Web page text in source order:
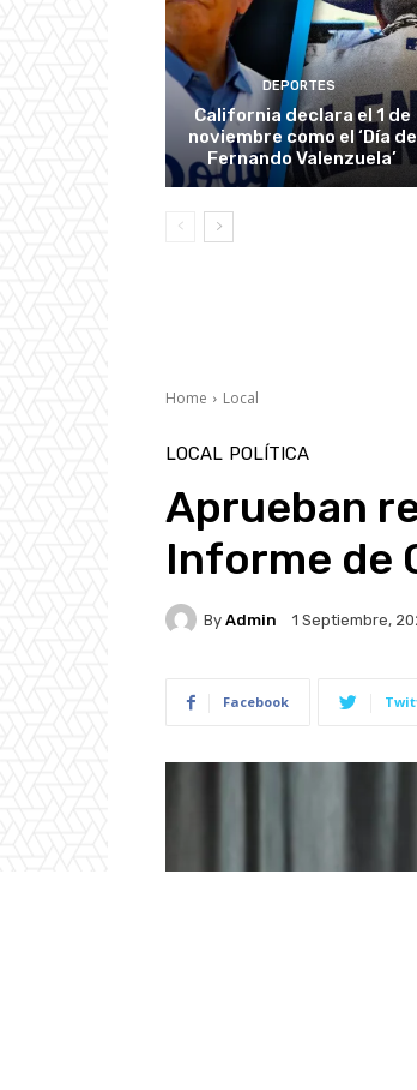
DEPORTES
California declara el 1 de
noviembre como el ‘Día de
Fernando Valenzuela’